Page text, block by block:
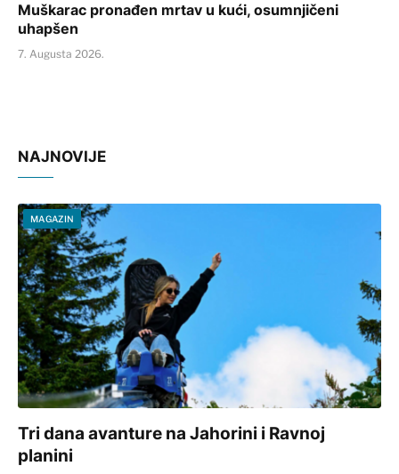
Muškarac pronađen mrtav u kući, osumnjičeni
uhapšen
7. Augusta 2026.
NAJNOVIJE
MAGAZIN
Tri dana avanture na Jahorini i Ravnoj
planini